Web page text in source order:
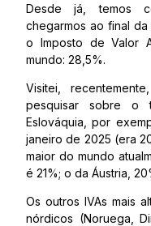
Desde já, temos
chegarmos ao final
o Imposto de Valor
mundo: 28,5%.
Visitei,
pesquisar sobre o
Eslováquia, por
janeiro de 2025 (era
maior do mundo
é 21%; o da Áustria,
Os outros IVAs mais
nórdicos (Noruega,